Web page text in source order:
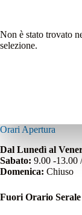
Non è stato trovato
selezione.
Orari Apertura
Dal Lunedì al
Sabato: 9.00 -13.00
Domenica: Chiuso
Fuori Orario Serale